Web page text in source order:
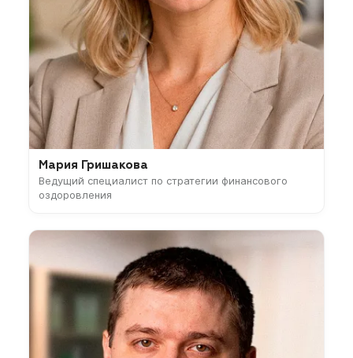
Мария Гришакова
Ведущий специалист по стратегии финансового
оздоровления